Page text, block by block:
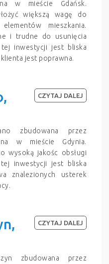
w mieście Gdańsk.
większą wagę do
mieszkania.
i trudne do usunięcia
inwestycji jest bliska
jest poprawna.
zbudowana przez
w mieście Gdynia.
wysoką jakośc obsługi
inwestycji jest bliska
znalezionych usterek
CZYTAJ DALEJ
zbudowana przez
CZYTAJ DALEJ